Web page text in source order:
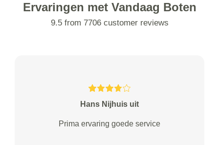
Ervaringen met Vandaag Boten
9.5 from 7706 customer reviews
Hans Nijhuis uit
Prima ervaring goede service